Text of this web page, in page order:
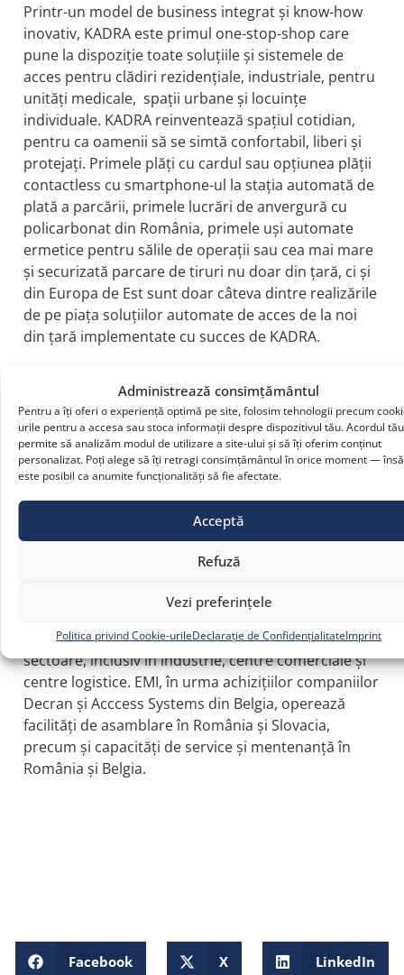
Administrează consimțământul
Pentru a îți oferi o experiență optimă pe site, folosim tehnologii precum
urile pentru a accesa sau stoca informații despre dispozitivul tău. Acordul
permite să analizăm modul de utilizare a site-ului și să îți oferim conținut
personalizat. Poți alege să îți retragi consimțământul în orice moment — însă
este posibil ca anumite funcționalități să fie afectate.
Acceptă
Refuză
Vezi preferințele
Politica privind Cookie-urileDeclarație de ConfidențialitateImprint
Printr-un model de business integrat și know-how
inovativ, KADRA este primul one-stop-shop care
pune la dispoziție toate soluțiile și sistemele de
acces pentru clădiri rezidențiale, industriale, pentru
unități medicale, spații urbane și locuințe
individuale. KADRA reinventează spațiul cotidian,
pentru ca oamenii să se simtă confortabil, liberi și
protejați. Primele plăți cu cardul sau opțiunea plății
contactless cu smartphone-ul la stația automată de
plată a parcării, primele lucrări de anvergură cu
policarbonat din România, primele uși automate
ermetice pentru sălile de operații sau cea mai mare
și securizată parcare de tiruri nu doar din țară, ci și
din Europa de Est sunt doar câteva dintre realizările
de pe piața soluțiilor automate de acces de la noi
din țară implementate cu succes de KADRA.
mii de proiecte finalizate de o echipă valoroasă de
peste 90 de oameni care au atât know-how-ul, cât și
deschiderea de a pune la dispoziția clienților
experiența acumulată în timp.
Despre EMI Group
EMI este un lider recunoscut la nivel mondial în
industria sistemelor industriale de acces. De la
în furnizarea de soluții integrate de consultanță,
proiectare, fabricare, montare, mentenanță și
service pentru soluții industriale de acces în diverse
sectoare, inclusiv în industrie, centre comerciale și
centre logistice. EMI, în urma achizițiilor companiilor
Decran și Acccess Systems din Belgia, operează
facilități de asamblare în România și Slovacia,
precum și capacități de service și mentenanță în
România și Belgia.
Facebook X LinkedIn